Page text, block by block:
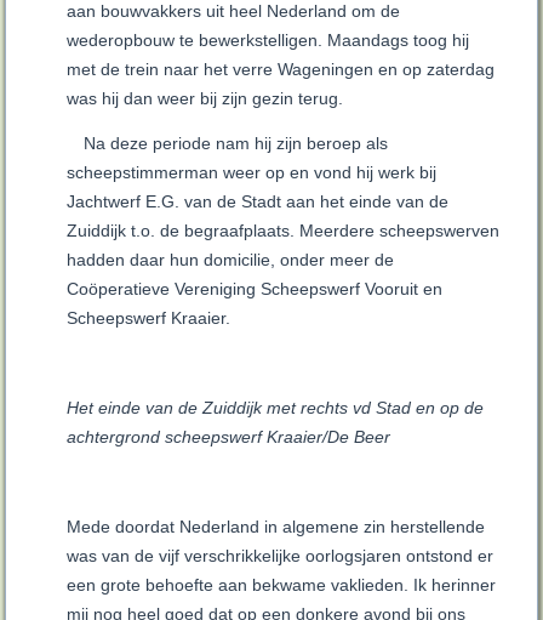
aan bouwvakkers uit heel Nederland om de
wederopbouw te bewerkstelligen. Maandags toog hij
met de trein naar het verre Wageningen en op zaterdag
was hij dan weer bij zijn gezin terug.
Na deze periode nam hij zijn beroep als
scheepstimmerman weer op en vond hij werk bij
Jachtwerf E.G. van de Stadt aan het einde van de
Zuiddijk t.o. de begraafplaats. Meerdere scheepswerven
hadden daar hun domicilie, onder meer de
Coöperatieve Vereniging Scheepswerf Vooruit en
Scheepswerf Kraaier.
Het einde van de Zuiddijk met rechts vd Stad en op de
achtergrond scheepswerf Kraaier/De Beer
Mede doordat Nederland in algemene zin herstellende
was van de vijf verschrikkelijke oorlogsjaren ontstond er
een grote behoefte aan bekwame vaklieden. Ik herinner
mij nog heel goed dat op een donkere avond bij ons